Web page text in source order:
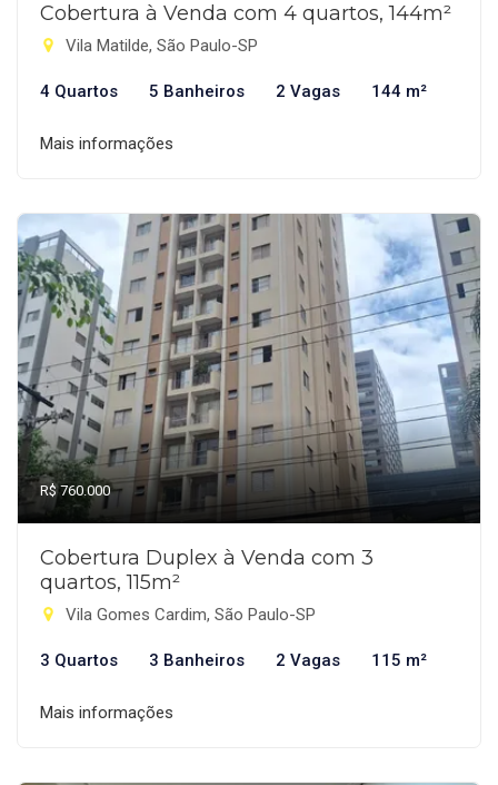
Cobertura à Venda com 4 quartos, 144m²
Vila Matilde, São Paulo-SP
4 Quartos 5 Banheiros 2 Vagas 144 m²
Mais informações
R$ 760.000
Cobertura Duplex à Venda com 3
quartos, 115m²
Vila Gomes Cardim, São Paulo-SP
3 Quartos 3 Banheiros 2 Vagas 115 m²
Mais informações